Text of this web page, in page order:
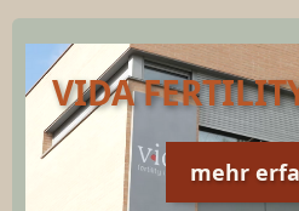
VIDA
mehr